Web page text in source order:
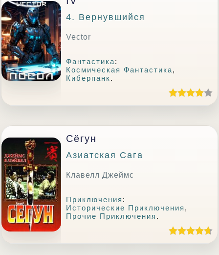
4. Вернувшийся
Vector
Фантастика:
Космическая Фантастика,
Киберпанк.
Сёгун
Азиатская Сага
Клавелл Джеймс
Приключения :
Исторические Приключения ,
Прочие Приключения .